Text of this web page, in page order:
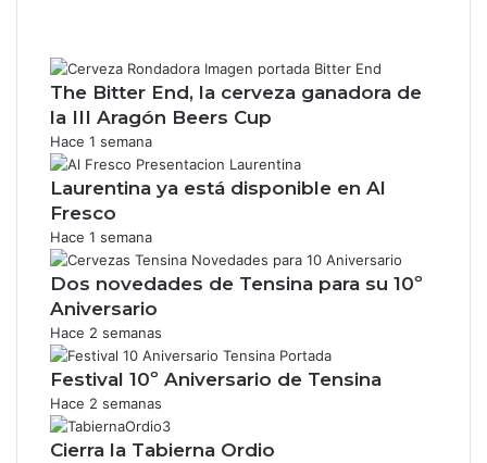
The Bitter End, la cerveza ganadora de
la III Aragón Beers Cup
Hace 1 semana
Laurentina ya está disponible en Al
Fresco
Hace 1 semana
Dos novedades de Tensina para su 10º
Aniversario
Hace 2 semanas
Festival 10º Aniversario de Tensina
Hace 2 semanas
Cierra la Tabierna Ordio